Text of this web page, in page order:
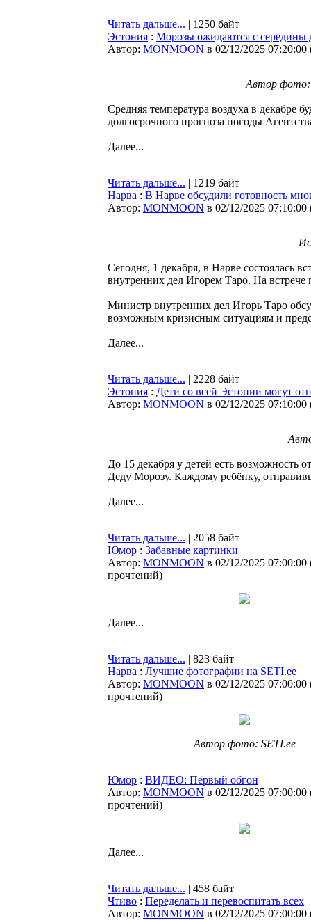
Читать дальше... | 1250 байт
Эстония : Морозы ожидаются с середины
Автор: MONMOON в 02/12/2025 07:20:00
Автор фото:
Средняя температура воздуха в декабре
долгосрочного прогноза погоды
Далее...
Читать дальше... | 1219 байт
Нарва : В Нарве обсудили готовность
Автор: MONMOON в 02/12/2025 07:10:00
Сегодня, 1 декабря, в Нарве состоялась
внутренних дел Игорем Таро. На
Министр внутренних дел Игорь Таро
возможным кризисным ситуациям и
Далее...
Читать дальше... | 2228 байт
Эстония : Дети со всей Эстонии могут
Автор: MONMOON в 02/12/2025 07:10:00
До 15 декабря у детей есть возможность
Деду Морозу. Каждому ребёнку,
Далее...
Читать дальше... | 2058 байт
Юмор : Забавные картинки
Автор: MONMOON в 02/12/2025 07:00:00
прочтений)
Далее...
Читать дальше... | 823 байт
Нарва : Лучшие фотографии на SETI.ee
Автор: MONMOON в 02/12/2025 07:00:00
прочтений)
Автор фото: SETI.ee
Юмор : ВИДЕО: Первый обгон
Автор: MONMOON в 02/12/2025 07:00:00
прочтений)
Далее...
Читать дальше... | 458 байт
Чтиво : Переделать и перевоспитать всех
Автор: MONMOON в 02/12/2025 07:00:00